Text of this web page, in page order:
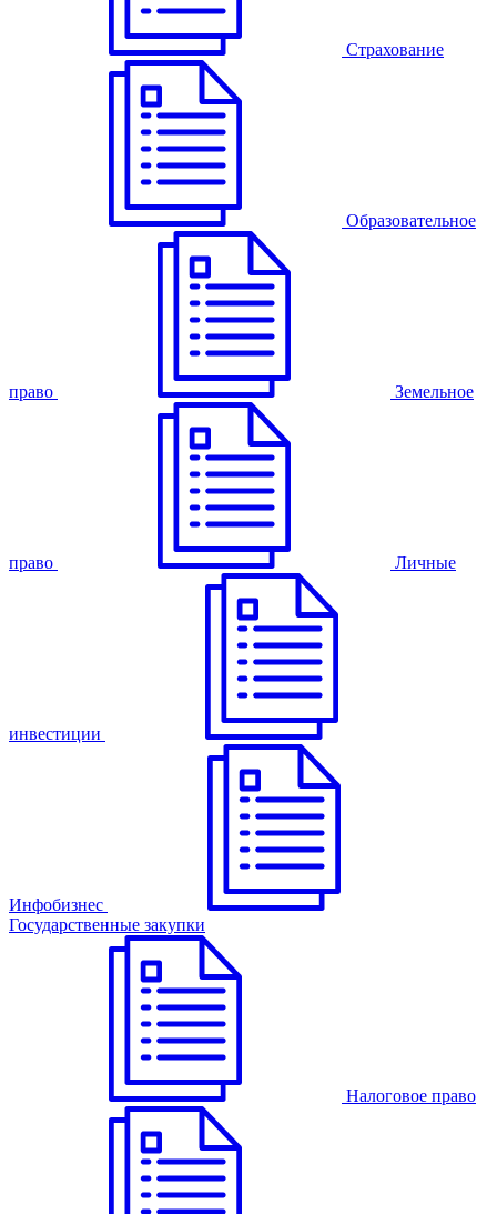
Страхование
Образовательное
право Земельное
право Личные
инвестиции
Инфобизнес
Государственные закупки
Налоговое право